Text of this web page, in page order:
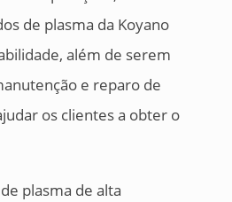
de plasma da Koyano
além de serem
e reparo de
os clientes a obter o
plasma de alta